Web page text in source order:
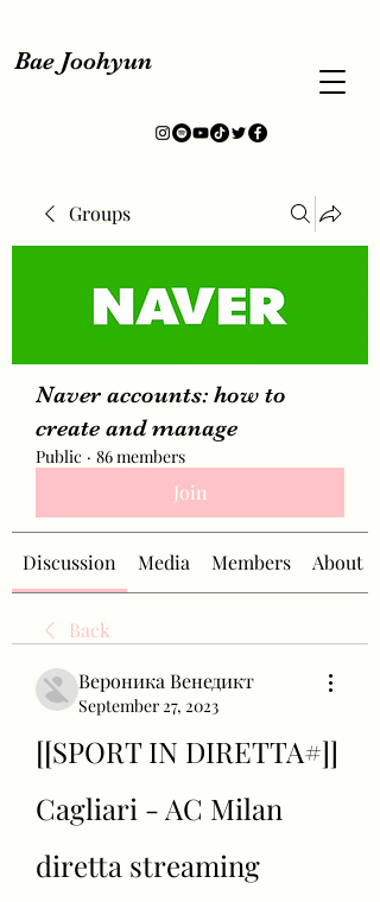
Bae Joohyun
Groups
Naver accounts: how to
create and manage
Public · 86 members
Join
Discussion Media Members About
Back
Вероника Венедикт
September 27, 2023
[[SPORT IN DIRETTA#]]
Cagliari - AC Milan
diretta streaming